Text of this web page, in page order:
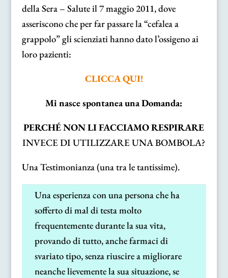
della Sera – Salute il 7 maggio 2011, dove
asseriscono che per far passare la “cefalea a
grappolo” gli scienziati hanno dato l’ossigeno ai
loro pazienti:
CLICCA QUI!
Mi nasce spontanea una Domanda:
PERCHÉ NON LI FACCIAMO RESPIRARE
INVECE DI UTILIZZARE UNA BOMBOLA?
Una Testimonianza (una tra le tantissime).
Una esperienza con una persona che ha
sofferto di mal di testa molto
frequentemente durante la sua vita,
provando di tutto, anche farmaci di
svariato tipo, senza riuscire a migliorare
neanche lievemente la sua situazione, se